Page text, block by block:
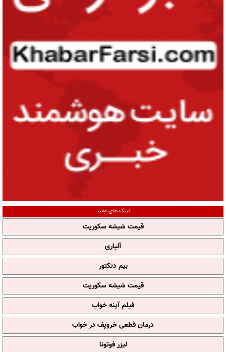
لینک های مفید
قیمت شیشه سکوریت
آلپاری
بیم دتکتور
قیمت شیشه سکوریت
فیلم آپنه خواب
درمان قطعی خروپف در خواب
لیزر فوتونا